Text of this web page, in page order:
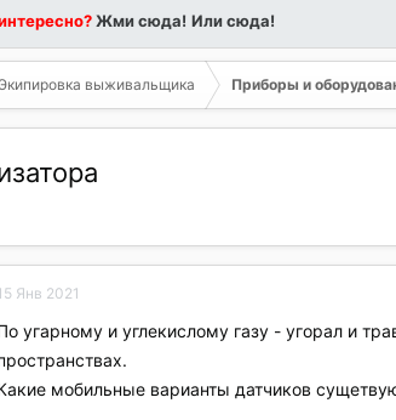
Жми сюда! Или сюда!
выживальщика Приборы и
Янв 2021
угарному и углекислому газу - угорал и
мобильные варианты датчиков